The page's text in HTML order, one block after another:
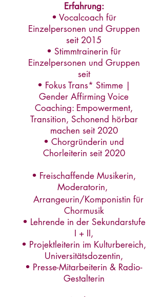
Erfahrung:
• Vocalcoach für
Einzelpersonen und Gruppen
seit 2015
• Stimmtrainerin für
Einzelpersonen und Gruppen
seit
• Fokus Trans* Stimme |
Gender Affirming Voice
Coaching: Empowerment,
Transition, Schonend hörbar
machen seit 2020
• Chorgründerin und
Chorleiterin seit 2020
• Freischaffende Musikerin,
Moderatorin,
Arrangeurin/Komponistin für
Chormusik
• Lehrende in der Sekundarstufe
I + II,
• Projektleiterin im Kulturbereich,
Universitätsdozentin,
• Presse-Mitarbeiterin & Radio-
Gestalterin